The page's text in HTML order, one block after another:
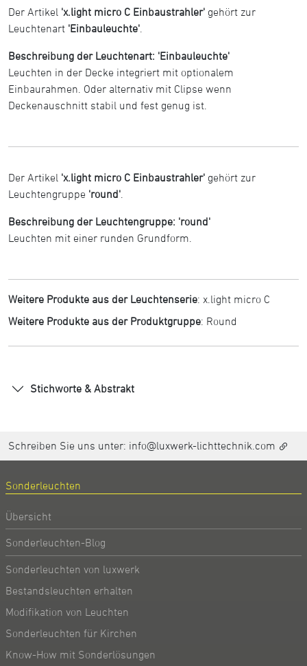
Der Artikel 'x.light micro C Einbaustrahler' gehört zur
Leuchtenart 'Einbauleuchte'
Beschreibung der Leuchtenart: 'Einbauleuchte'
Leuchten in der Decke integriert mit optionalem
Einbaurahmen. Oder alternativ mit Clipse wenn
Deckenauschnitt stabil und fest genug ist.
Der Artikel 'x.light micro C Einbaustrahler' gehört zur
Leuchtengruppe 'round'
Beschreibung der Leuchtengruppe: 'round'
Leuchten mit einer runden Grundform.
Weitere Produkte aus der Leuchtenserie: x.light micro C
Weitere Produkte aus der Produktgruppe: Round
Stichworte & Abstrakt
Schreiben Sie uns unter: info@luxwerk-lichttechnik.com
Sonderleuchten
Übersicht
Sonderleuchten-Blog
Sonderleuchten von luxwerk
Bestandsleuchten erhalten
Modifikation von Leuchten
Sonderleuchten für Kirchen
Know-How mit Sonderlösungen